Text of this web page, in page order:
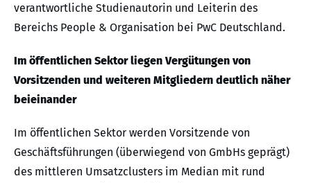
verantwortliche Studienautorin und Leiterin des
Bereichs People & Organisation bei PwC Deutschland.
Im öffentlichen Sektor liegen Vergütungen von
Vorsitzenden und weiteren Mitgliedern deutlich näher
beieinander
Im öffentlichen Sektor werden Vorsitzende von
Geschäftsführungen (überwiegend von GmbHs geprägt)
des mittleren Umsatzclusters im Median mit rund